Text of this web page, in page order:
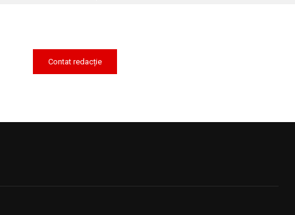
Contat redacție